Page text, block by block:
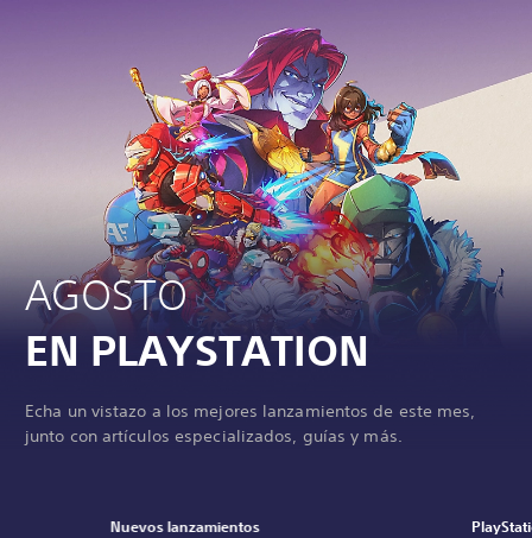
AGOSTO
EN PLAYSTATION
Echa un vistazo a los mejores lanzamientos de este mes,
junto con artículos especializados, guías y más.
Nuevos lanzamientos